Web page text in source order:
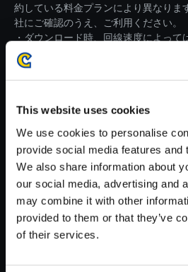
This website uses cookies
We use cookies to personalise
provide social media features and
We also share information about
our social media, advertising and
may combine it with other
provided to them or that they’ve
of their services.
約している料金プランにより異なりま
社にご確認のうえ、ご利用ください。
・ダウンロード時、回線速度によって
がかかる場合がございます。
※ご購入いただいたファイルのダウン
が安定しているWifi環境でお試しくだ
【単曲】逆
ル・サウン
～音の風景